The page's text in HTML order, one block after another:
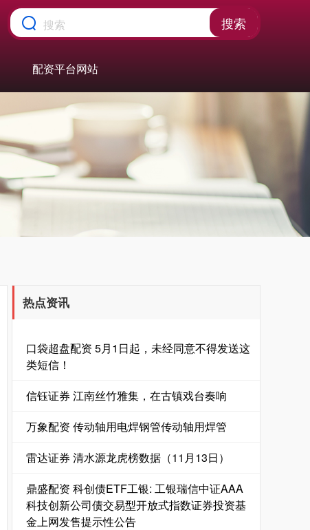
搜索
配资平台网站
热点资讯
口袋超盘配资 5月1日起，未经同意不得发送这
类短信！
信钰证券 江南丝竹雅集，在古镇戏台奏响
万象配资 传动轴用电焊钢管传动轴用焊管
雷达证券 清水源龙虎榜数据（11月13日）
鼎盛配资 科创债ETF工银: 工银瑞信中证AAA
科技创新公司债交易型开放式指数证券投资基
金上网发售提示性公告